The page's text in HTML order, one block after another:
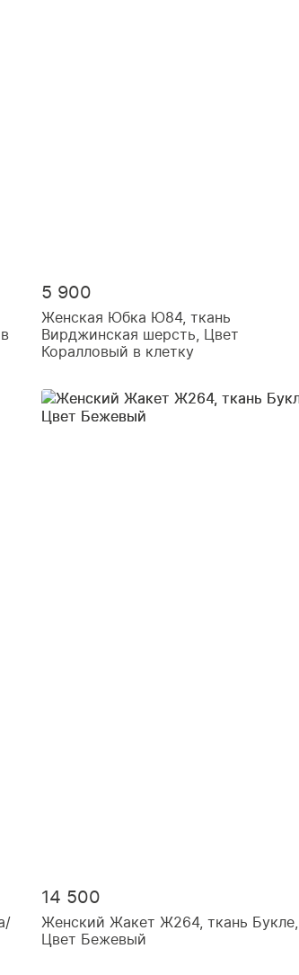
5 900
Женская Юбка Ю84, ткань
Вирджинская шерсть, Цвет
Коралловый в клетку
14 500
Женский Жакет Ж264, ткань Букле,
Цвет Бежевый